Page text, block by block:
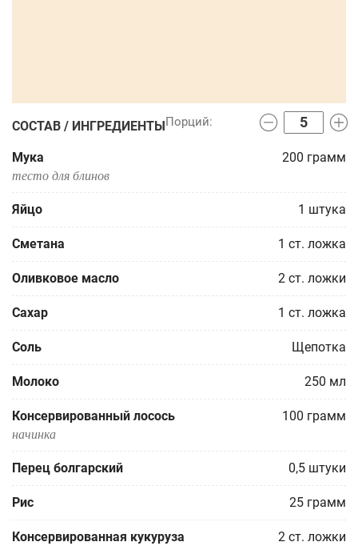
СОСТАВ / ИНГРЕДИЕНТЫ
Мука 200 грамм
тесто для блинов
Яйцо 1 штука
Сметана 1 ст. ложка
Оливковое масло 2 ст. ложки
Сахар 1 ст. ложка
Соль Щепотка
Молоко 250 мл
Консервированный лосось 100 грамм
начинка
Перец болгарский 0,5 штуки
Рис 25 грамм
Консервированная кукуруза 2 ст. ложки